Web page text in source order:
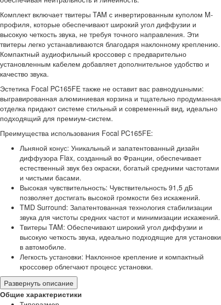
Комплект включает твитеры TAM с инвертированным куполом M-
профиля, которые обеспечивают широкий угол диффузии и
высокую четкость звука, не требуя точного направления. Эти
твитеры легко устанавливаются благодаря наклонному креплению.
Компактный аудиофильный кроссовер с предварительно
установленным кабелем добавляет дополнительное удобство и
качество звука.
Эстетика Focal PC165FE также не оставит вас равнодушными:
выгравированная алюминиевая корзина и тщательно продуманная
отделка придают системе стильный и современный вид, идеально
подходящий для премиум-систем.
Преимущества использования Focal PC165FE:
Льняной конус: Уникальный и запатентованный дизайн
диффузора Flax, созданный во Франции, обеспечивает
естественный звук без окраски, богатый средними частотами
и чистыми басами.
Высокая чувствительность: Чувствительность 91,5 дБ
позволяет достигать высокой громкости без искажений.
TMD Surround: Запатентованная технология стабилизации
звука для чистоты средних частот и минимизации искажений.
Твитеры TAM: Обеспечивают широкий угол диффузии и
высокую четкость звука, идеально подходящие для установки
в автомобиле.
Легкость установки: Наклонное крепление и компактный
кроссовер облегчают процесс установки.
Развернуть описание
Общие характеристики